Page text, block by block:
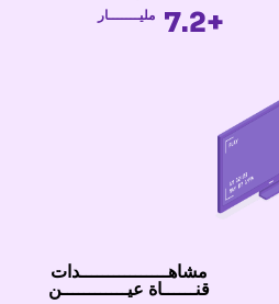
+7.2 مليـــــــار
مشاهــــــــــــــــدات
قنــــــاة عيــــــــــــن